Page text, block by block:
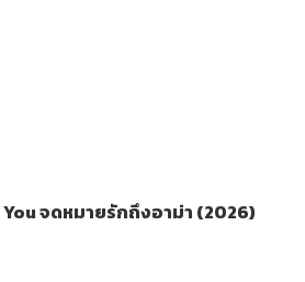
จดหมายรักถึงอาม่า (2026)